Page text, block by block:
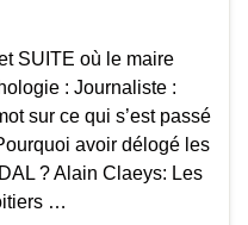
SUITE où le maire
: Journaliste :
sur ce qui s’est passé
avoir délogé les
? Alain Claeys: Les
…